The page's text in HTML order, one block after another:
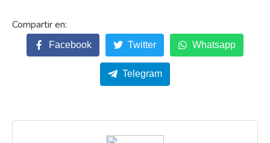
Facebook Twitter Whatsapp
Telegram